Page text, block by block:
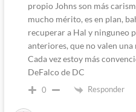
propio Johns son más
mucho mérito, es en plan,
recuperar a Hal y ninguneo
anteriores, que no valen
Cada vez estoy más
DeFalco de DC
0 Responder